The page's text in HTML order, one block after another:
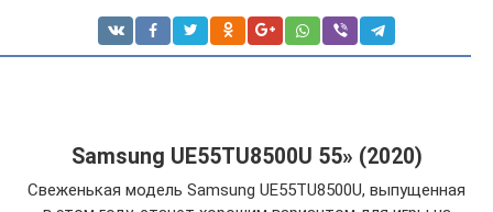
Samsung UE55TU8500U 55» (2020)
Свеженькая модель Samsung UE55TU8500U, выпущенная